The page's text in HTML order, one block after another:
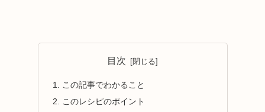
目次
この記事でわかること
このレシピのポイント